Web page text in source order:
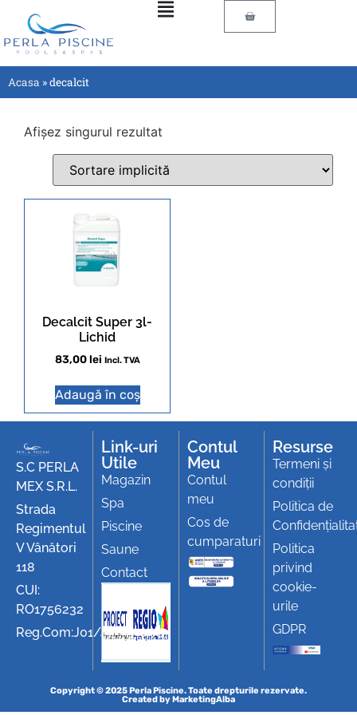
Acasa »decalcit
Afișez singurul rezultat
Decalcit Super 3l-
Lichid
83,00lei Incl. TVA
Adaugă în coș
S.C PERLA
MEX S.R.L.
Strada
Regimentul
V Vânători
118
CUI:
RO1756232
Reg.Com:J01/494/1991
Link-uri
Utile
Magazin
Spa
Piscine
Saune
Contact
Contul
Meu
Contul
meu
Cos de
cumparaturi
Resurse
Termeni și
condiții
Politica de
Politica
privind
cookie-
urile
GDPR
Copyright © 2025 Perla Piscine. Toate drepturile rezervate.
Created byMarketingAlba